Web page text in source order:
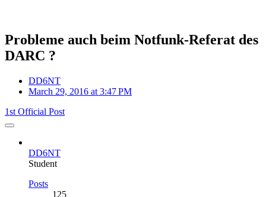
Probleme auch beim Notfunk-Referat des
DARC ?
DD6NT
March 29, 2016 at 3:47 PM
1st Official Post
DD6NT
Student
Posts
125